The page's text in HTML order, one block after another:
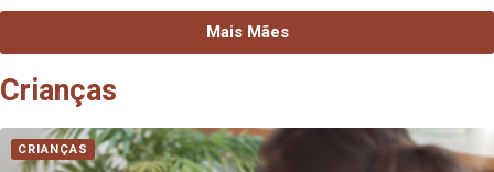
Mais Mães
Crianças
CRIANÇAS